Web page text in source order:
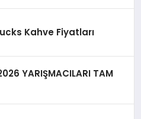
Kahve Fiyatları
YARIŞMACILARI TAM